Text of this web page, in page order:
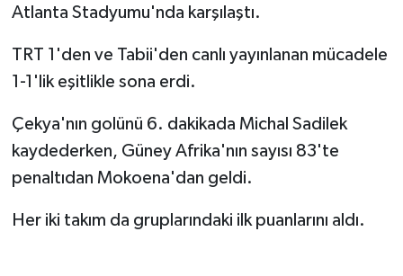
Atlanta Stadyumu'nda karşılaştı.
TRT 1'den ve Tabii'den canlı yayınlanan mücadele
1-1'lik eşitlikle sona erdi.
Çekya'nın golünü 6. dakikada Michal Sadilek
kaydederken, Güney Afrika'nın sayısı 83'te
penaltıdan Mokoena'dan geldi.
Her iki takım da gruplarındaki ilk puanlarını aldı.